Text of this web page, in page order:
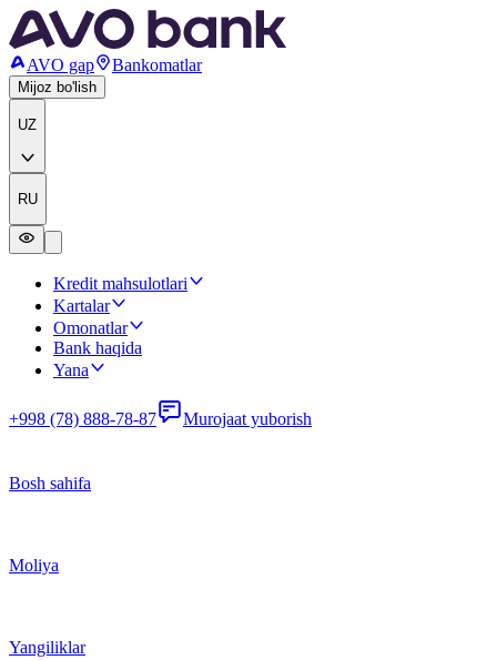
AVO gap Bankomatlar
Mijoz bo'lish
UZ
RU
Kredit mahsulotlari
Kartalar
Omonatlar
Bank haqida
Yana
+998 (78) 888-78-87 Murojaat yuborish
Bosh sahifa
Moliya
Yangiliklar